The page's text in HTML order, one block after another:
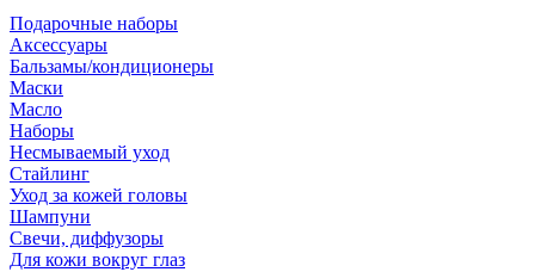
Подарочные наборы
Аксессуары
Бальзамы/кондиционеры
Маски
Масло
Наборы
Несмываемый уход
Стайлинг
Уход за кожей головы
Шампуни
Свечи, диффузоры
Для кожи вокруг глаз